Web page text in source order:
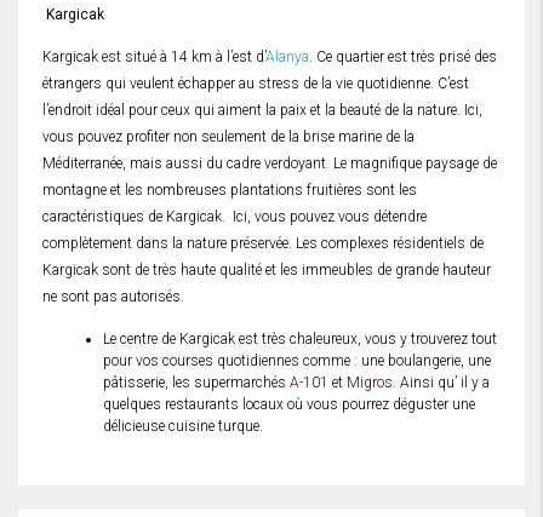
Kargicak
Kargicak est situé à 14 km à l’est d’Alanya. Ce quartier est très prisé des
étrangers qui veulent échapper au stress de la vie quotidienne. C’est
l’endroit idéal pour ceux qui aiment la paix et la beauté de la nature. Ici,
vous pouvez profiter non seulement de la brise marine de la
Méditerranée, mais aussi du cadre verdoyant. Le magnifique paysage de
montagne et les nombreuses plantations fruitières sont les
caractéristiques de Kargicak. Ici, vous pouvez vous détendre
complètement dans la nature préservée. Les complexes résidentiels de
Kargicak sont de très haute qualité et les immeubles de grande hauteur
ne sont pas autorisés.
Le centre de Kargicak est très chaleureux, vous y trouverez tout
pour vos courses quotidiennes comme : une boulangerie, une
pâtisserie, les supermarchés A-101 et Migros. Ainsi qu’ il y a
quelques restaurants locaux où vous pourrez déguster une
délicieuse cuisine turque.